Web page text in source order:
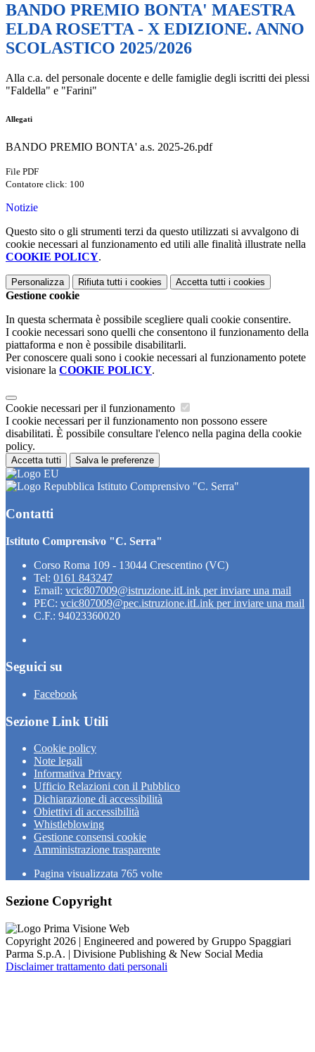
BANDO PREMIO BONTA' MAESTRA
ELDA ROSETTA - X EDIZIONE. ANNO
SCOLASTICO 2025/2026
Alla c.a. del personale docente e delle famiglie degli iscritti dei plessi
"Faldella" e "Farini"
Allegati
BANDO PREMIO BONTA' a.s. 2025-26.pdf
File PDF
Contatore click: 100
Notizie
Questo sito o gli strumenti terzi da questo utilizzati si avvalgono di
cookie necessari al funzionamento ed utili alle finalità illustrate nella
COOKIE POLICY.
Personalizza Rifiuta tutti i cookies Accetta tutti i cookies
Gestione cookie
In questa schermata è possibile scegliere quali cookie consentire.
I cookie necessari sono quelli che consentono il funzionamento della
piattaforma e non è possibile disabilitarli.
Per conoscere quali sono i cookie necessari al funzionamento potete
visionare la COOKIE POLICY.
Cookie necessari per il funzionamento
I cookie necessari per il funzionamento non possono essere
disabilitati. È possibile consultare l'elenco nella pagina della cookie
policy.
Accetta tutti Salva le preferenze
Istituto Comprensivo "C. Serra"
Contatti
Istituto Comprensivo "C. Serra"
Corso Roma 109 - 13044 Crescentino (VC)
Tel: 0161 843247
Email: vcic807009@istruzione.itLink per inviare una mail
PEC: vcic807009@pec.istruzione.itLink per inviare una mail
C.F.: 94023360020
Seguici su
Facebook
Sezione Link Utili
Cookie policy
Note legali
Informativa Privacy
Ufficio Relazioni con il Pubblico
Dichiarazione di accessibilità
Obiettivi di accessibilità
Whistleblowing
Gestione consensi cookie
Amministrazione trasparente
Pagina visualizzata 765 volte
Sezione Copyright
Copyright 2026 | Engineered and powered by Gruppo Spaggiari
Parma S.p.A. | Divisione Publishing & New Social Media
Disclaimer trattamento dati personali